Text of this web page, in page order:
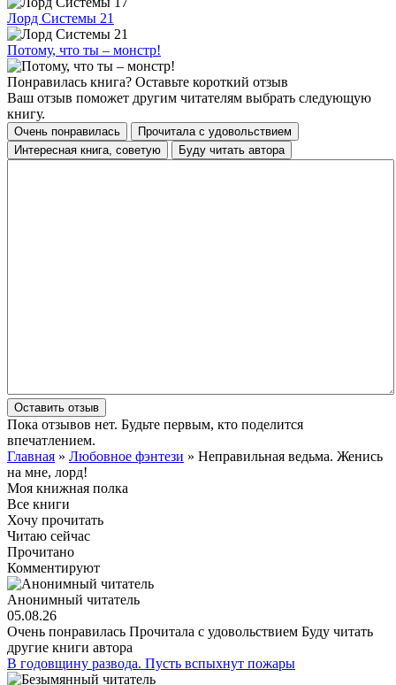
Лорд Системы 21
Потому, что ты – монстр!
Понравилась книга? Оставьте короткий отзыв
Ваш отзыв поможет другим читателям выбрать следующую
книгу.
Очень понравилась
Прочитала с удовольствием
Интересная книга, советую
Буду читать автора
Оставить отзыв
Пока отзывов нет. Будьте первым, кто поделится
впечатлением.
Главная » Любовное фэнтези » Неправильная ведьма. Женись
на мне, лорд!
Моя книжная полка
Все книги
Хочу прочитать
Читаю сейчас
Прочитано
Комментируют
Анонимный читатель
05.08.26
Очень понравилась Прочитала с удовольствием Буду читать
другие книги автора
В годовщину развода. Пусть вспыхнут пожары